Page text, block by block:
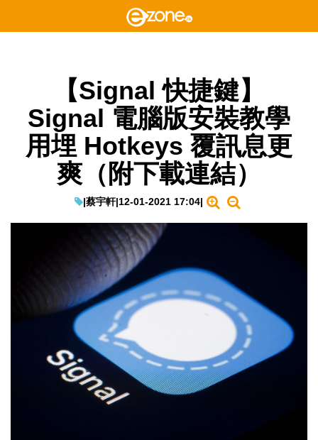
【Signal 快捷鍵】
Signal 電腦版安裝教學
用埋 Hotkeys 覆訊息更
爽（附下載連結）
|蔡宇軒|12-01-2021 17:04|